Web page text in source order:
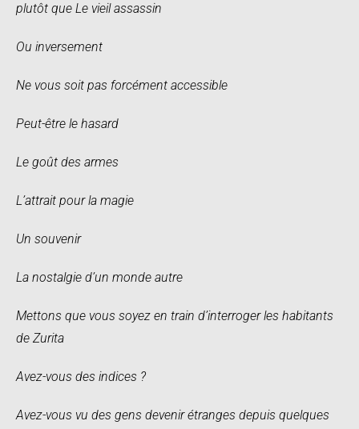
plutôt que Le vieil assassin
Ou inversement
Ne vous soit pas forcément accessible
Peut-être le hasard
Le goût des armes
L’attrait pour la magie
Un souvenir
La nostalgie d’un monde autre
Mettons que vous soyez en train d’interroger les habitants
de Zurita
Avez-vous des indices ?
Avez-vous vu des gens devenir étranges depuis quelques